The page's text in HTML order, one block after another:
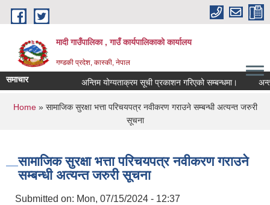
Skip to main content
मादी गाउँपालिका , गाउँ कार्यपालिकाको कार्यालय
गण्डकी प्रदेश, कास्की, नेपाल
समाचार अन्तिम योग्यताक्रम सूची प्रकाशन गरिएको सम्बन्धमा।
You are here
Home» सामाजिक सुरक्षा भत्ता परिचयपत्र नवीकरण गराउने सम्बन्धी अत्यन्त जरुरी
सूचना
सामाजिक सुरक्षा भत्ता परिचयपत्र नवीकरण गराउने
सम्बन्धी अत्यन्त जरुरी सूचना
Submitted on: Mon, 07/15/2024 - 12:37